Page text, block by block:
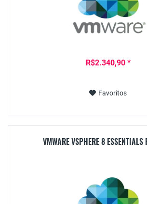
R$2.340,90 *
Favoritos
VMWARE VSPHERE 8